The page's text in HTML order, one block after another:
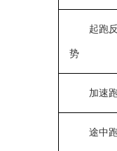
起跑
势
加速
途中